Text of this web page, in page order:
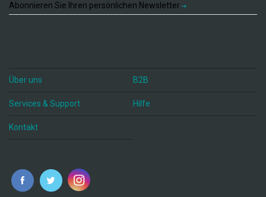
Abonnieren Sie Ihren persönlichen Newsletter
Über uns B2B
Services & Support Hilfe
Kontakt